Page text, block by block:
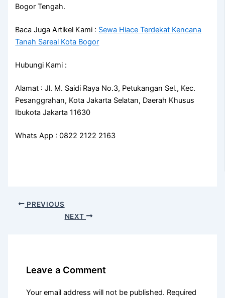
Bogor Tengah.
Baca Juga Artikel Kami : Sewa Hiace Terdekat Kencana
Tanah Sareal Kota Bogor
Hubungi Kami :
Alamat : Jl. M. Saidi Raya No.3, Petukangan Sel., Kec.
Pesanggrahan, Kota Jakarta Selatan, Daerah Khusus
Ibukota Jakarta 11630
Whats App : 0822 2122 2163
PREVIOUS
NEXT
Leave a Comment
Your email address will not be published. Required